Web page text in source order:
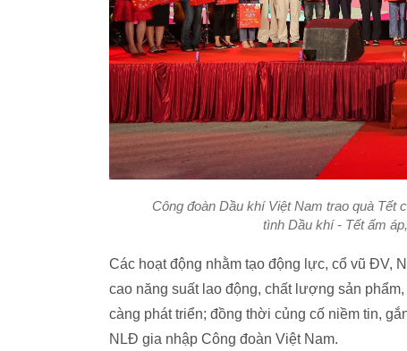
Công đoàn Dầu khí Việt Nam trao quà Tết
tình Dầu khí - Tết ấm
Các hoạt động nhằm tạo động lực, cổ vũ ĐV,
cao năng suất lao động, chất lượng sản
càng phát triển; đồng thời củng cố niềm tin,
NLĐ gia nhập Công đoàn Việt Nam.